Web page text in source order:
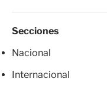
Secciones
Nacional
Internacional